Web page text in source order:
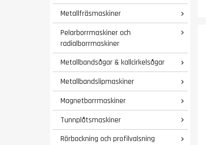
Metallfräsmaskiner

Pelarborrmaskiner och
radialborrmaskiner

Metallbandsågar & kallcirkelsågar 
Metallbandslipmaskiner 
Magnetborrmaskiner 
Tunnplåtsmaskiner 
Rörbockning och profilvalsning 